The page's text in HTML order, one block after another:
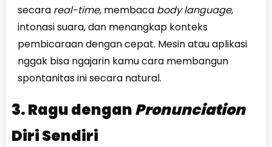
secara real-time, membaca body language,
intonasi suara, dan menangkap konteks
pembicaraan dengan cepat. Mesin atau aplikasi
nggak bisa ngajarin kamu cara membangun
spontanitas ini secara natural.
3. Ragu denganPronunciation
Diri Sendiri